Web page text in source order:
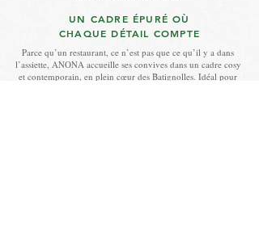
UN CADRE ÉPURÉ OÙ
CHAQUE DÉTAIL COMPTE
Parce qu’un restaurant, ce n’est pas que ce qu’il y a dans
l’assiette, ANONA accueille ses convives dans un cadre cosy
et contemporain, en plein cœur des Batignolles. Idéal pour